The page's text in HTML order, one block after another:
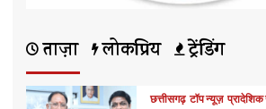
ताज़ा लोकप्रिय ट्रेंडिंग
छत्तीसगढ़ टॉप न्यूज़